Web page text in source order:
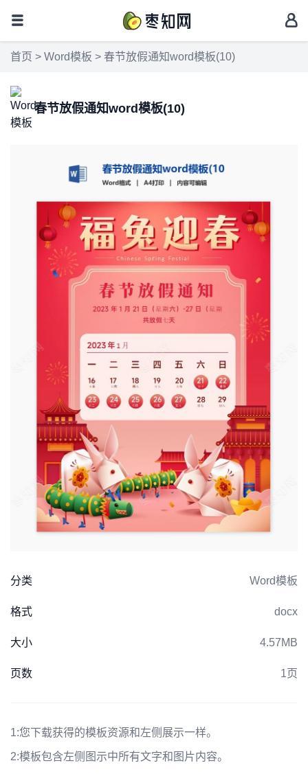
首页 > Word模板 > 春节放假通知word模板(10)
春节放假通知word模板(10)
分类 Word模板
格式 docx
大小 4.57MB
页数 1页
1:您下载获得的模板资源和左侧展示一样。
2:模板包含左侧图示中所有文字和图片内容。